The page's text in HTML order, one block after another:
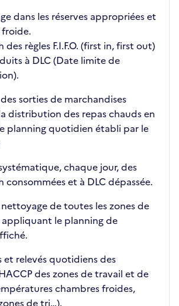
dans les réserves appropriées et
règles F.I.F.O. (first in, first out)
à DLC (Date limite de
sorties de marchandises
distribution des repas chauds en
planning quotidien établi par le
chaque jour, des
et à DLC dépassée.
de toutes les zones de
appliquant le planning de
relevés quotidiens des
des zones de travail et de
chambres froides,
de tri…).